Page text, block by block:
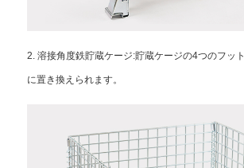
2. 溶接角度鉄貯蔵ケージ:貯蔵ケージの4つのフッ
に置き換えられます。